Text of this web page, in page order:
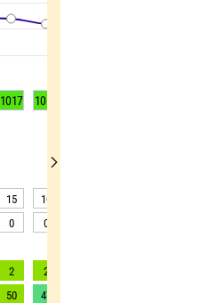
1017 1016
15 10
0 0
2 2
50 47